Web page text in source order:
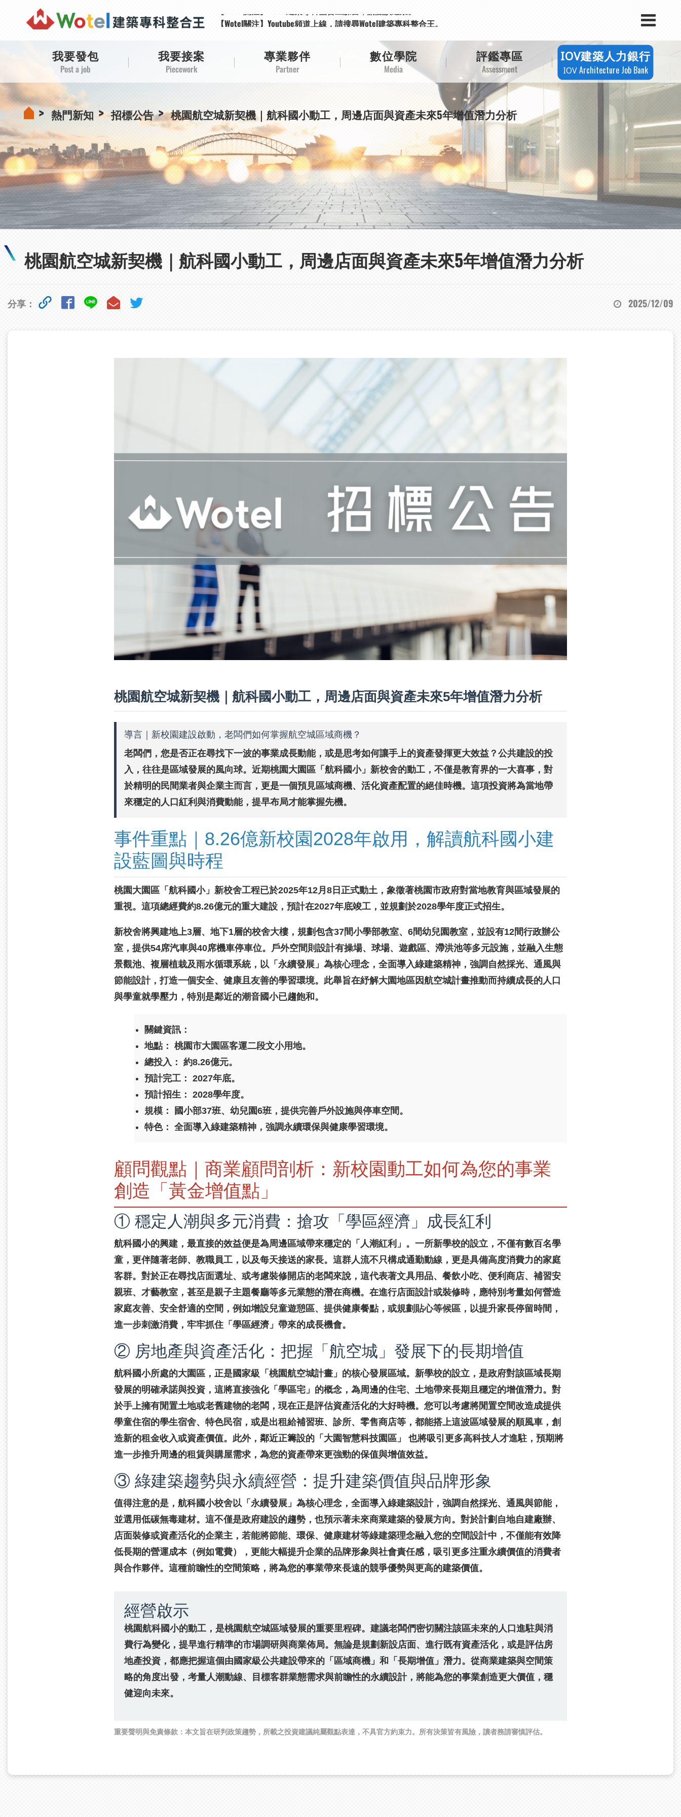
【Wotel關注】Youtube頻道上線，請搜尋Wotel建築專科整合王。
【Wotel關注】Youtube頻道上線，請搜尋Wotel建築專科整合王。
活動快訊
課程講座
我要發包
Post a job
我要接案
Piecework
專業夥伴
Partner
數位學院
Media
評鑑專區
Assessment
IOV建築人力銀行
IOVArchitecture Job Bank
熱門新知 招標公告 桃園航空城新契機｜航科國小動工，周邊店面與資產未來5年增值潛力分析
桃園航空城新契機｜航科國小動工，周邊店面與資產未來5年增值潛力分析
分享： 2025/12/09
桃園航空城新契機｜航科國小動工，周邊店面與資產未來5年增值潛力分析
導言｜新校園建設啟動，老闆們如何掌握航空城區域商機？
老闆們，您是否正在尋找下一波的事業成長動能，或是思考如何讓手上的資產發揮更大效益？公共建設的投
入，往往是區域發展的風向球。近期桃園大園區「航科國小」新校舍的動工，不僅是教育界的一大喜事，對
於精明的民間業者與企業主而言，更是一個預見區域商機、活化資產配置的絕佳時機。這項投資將為當地帶
來穩定的人口紅利與消費動能，提早布局才能掌握先機。
事件重點｜8.26億新校園2028年啟用，解讀航科國小建
設藍圖與時程
桃園大園區「航科國小」新校舍工程已於2025年12月8日正式動土，象徵著桃園市政府對當地教育與區域發展的
重視。這項總經費約8.26億元的重大建設，預計在2027年底竣工，並規劃於2028學年度正式招生。
新校舍將興建地上3層、地下1層的校舍大樓，規劃包含37間小學部教室、6間幼兒園教室，並設有12間行政辦公
室，提供54席汽車與40席機車停車位。戶外空間則設計有操場、球場、遊戲區、滯洪池等多元設施，並融入生態
景觀池、複層植栽及雨水循環系統，以「永續發展」為核心理念，全面導入綠建築精神，強調自然採光、通風與
節能設計，打造一個安全、健康且友善的學習環境。此舉旨在紓解大園地區因航空城計畫推動而持續成長的人口
與學童就學壓力，特別是鄰近的潮音國小已趨飽和。
關鍵資訊：
地點： 桃園市大園區客運二段文小用地。
總投入： 約8.26億元。
預計完工： 2027年底。
預計招生： 2028學年度。
規模：
國小部37班、幼兒園6班，提供完善戶外設施與停車空間。
特色： 全面導入綠建築精神，強調永續環保與健康學習環境。
顧問觀點｜商業顧問剖析：新校園動工如何為您的事業
創造「黃金增值點」
① 穩定人潮與多元消費：搶攻「學區經濟」成長紅利
航科國小的興建，最直接的效益便是為周邊區域帶來穩定的「人潮紅利」。一所新學校的設立，不僅有數百名學
童，更伴隨著老師、教職員工，以及每天接送的家長。這群人流不只構成通勤動線，更是具備高度消費力的家庭
客群。對於正在尋找店面選址、或考慮裝修開店的老闆來說，這代表著文具用品、餐飲小吃、便利商店、補習安
親班、才藝教室，甚至是親子主題餐廳等多元業態的潛在商機。在進行店面設計或裝修時，應特別考量如何營造
家庭友善、安全舒適的空間，例如增設兒童遊憩區、提供健康餐點，或規劃貼心等候區，以提升家長停留時間，
進一步刺激消費，牢牢抓住「學區經濟」帶來的成長機會。
② 房地產與資產活化：把握「航空城」發展下的長期增值
航科國小所處的大園區，正是國家級「桃園航空城計畫」的核心發展區域。新學校的設立，是政府對該區域長期
發展的明確承諾與投資，這將直接強化「學區宅」的概念，為周邊的住宅、土地帶來長期且穩定的增值潛力。對
於手上擁有閒置土地或老舊建物的老闆，現在正是評估資產活化的大好時機。您可以考慮將閒置空間改造成提供
學童住宿的學生宿舍、特色民宿，或是出租給補習班、診所、零售商店等，都能搭上這波區域發展的順風車，創
造新的租金收入或資產價值。此外，鄰近正籌設的「大園智慧科技園區」 也將吸引更多高科技人才進駐，預期將
進一步推升周邊的租賃與購屋需求，為您的資產帶來更強勁的保值與增值效益。
③ 綠建築趨勢與永續經營：提升建築價值與品牌形象
值得注意的是，航科國小校舍以「永續發展」為核心理念，全面導入綠建築設計，強調自然採光、通風與節能，
並選用低碳無毒建材。這不僅是政府建設的趨勢，也預示著未來商業建築的發展方向。對於計劃自地自建廠辦、
店面裝修或資產活化的企業主，若能將節能、環保、健康建材等綠建築理念融入您的空間設計中，不僅能有效降
低長期的營運成本（例如電費），更能大幅提升企業的品牌形象與社會責任感，吸引更多注重永續價值的消費者
與合作夥伴。這種前瞻性的空間策略，將為您的事業帶來長遠的競爭優勢與更高的建築價值。
經營啟示
桃園航科國小的動工，是桃園航空城區域發展的重要里程碑。建議老闆們密切關注該區未來的人口進駐與消
費行為變化，提早進行精準的市場調研與商業佈局。無論是規劃新設店面、進行既有資產活化，或是評估房
地產投資，都應把握這個由國家級公共建設帶來的「區域商機」和「長期增值」潛力。從商業建築與空間策
略的角度出發，考量人潮動線、目標客群業態需求與前瞻性的永續設計，將能為您的事業創造更大價值，穩
健迎向未來。
重要聲明與免責條款：本文旨在研判政策趨勢，所載之投資建議純屬觀點表達，不具官方約束力。所有決策皆有風險，讀者務請審慎評估。